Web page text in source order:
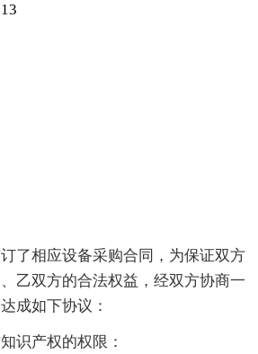
了相应设备采购合同，为保证双方
乙双方的合法权益，经双方协商一
成如下协议：
识产权的权限：